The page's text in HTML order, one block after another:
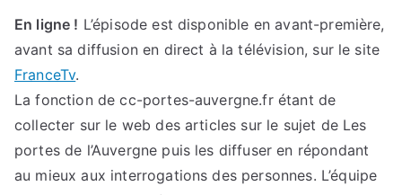
En ligne ! L’épisode est disponible en avant-première,
avant sa diffusion en direct à la télévision, sur le site
FranceTv.
La fonction de cc-portes-auvergne.fr étant de
collecter sur le web des articles sur le sujet de Les
portes de l’Auvergne puis les diffuser en répondant
au mieux aux interrogations des personnes. L’équipe